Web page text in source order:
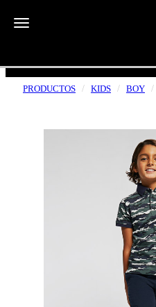
Toggle navigation
ENVÍOS
PRODUCTOS KIDS BOY